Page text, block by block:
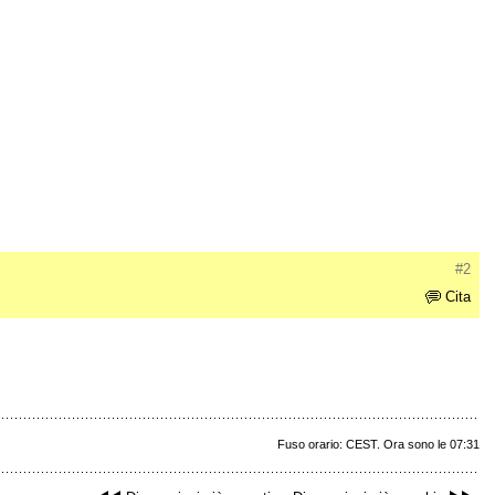
#2
Cita
Fuso orario: CEST. Ora sono le 07:31